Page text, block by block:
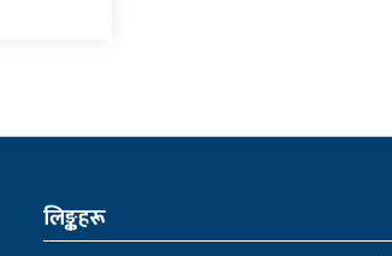
लिङ्कहरू